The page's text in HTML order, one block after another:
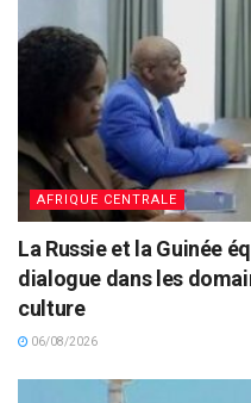
AFRIQUE CENTRALE
La Russie et la Guinée
dialogue dans les
culture
06/08/2026